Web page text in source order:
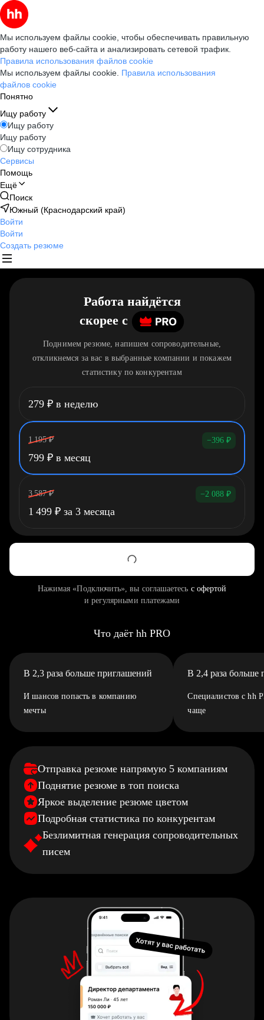
Мы используем файлы cookie, чтобы обеспечивать правильную
работу нашего веб-сайта и анализировать сетевой трафик.
Правила использования файлов cookie
Мы используем файлы cookie. Правила использования
файлов cookie
Понятно
Ищу работу
Ищу работу
Ищу работу
Ищу сотрудника
Сервисы
Помощь
Ещё
Поиск
Южный (Краснодарский край)
Войти
Войти
Создать резюме
Работа найдётся
скорее c
Поднимем резюме, напишем сопроводительные,
откликнемся за вас в выбранные компании и покажем
статистику по конкурентам
279 ₽ в неделю
1 195 ₽ −396 ₽
799 ₽ в месяц
3 587 ₽ −2 088 ₽
1 499 ₽ за 3 месяца
Нажимая «Подключить», вы соглашаетесь с офертой
и регулярными платежами
Что даёт hh PRO
В 2,3 раза больше приглашений
И шансов попасть в компанию
мечты
В 2,4 раза больше
Специалистов с hh
чаще
Отправка резюме напрямую 5 компаниям
Поднятие резюме в топ поиска
Яркое выделение резюме цветом
Подробная статистика по конкурентам
Безлимитная генерация сопроводительных
писем